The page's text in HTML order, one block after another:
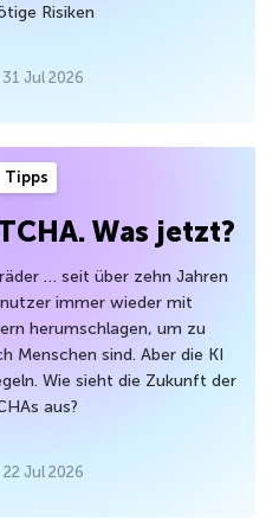
Risiken
31 Jul 2026
Tipps
Was jetzt?
… seit über zehn Jahren
immer wieder mit
herumschlagen, um zu
Menschen sind. Aber die KI
Wie sieht die Zukunft der
aus?
22 Jul 2026